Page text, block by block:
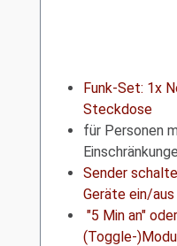
Funk-Set: 1x
Steckdose
für Personen
Sender
Geräte ein/aus
"5 Min an"
(Toggle-